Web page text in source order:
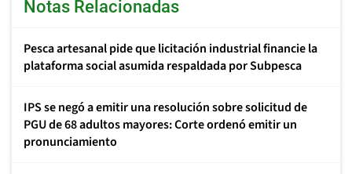
Notas Relacionadas
Pesca artesanal pide que licitación industrial financie la
plataforma social asumida respaldada por Subpesca
IPS se negó a emitir una resolución sobre solicitud de
PGU de 68 adultos mayores: Corte ordenó emitir un
pronunciamiento